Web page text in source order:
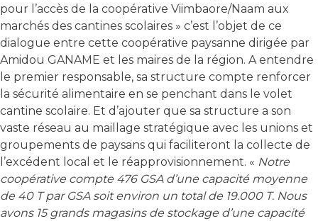
pour l’accès de la coopérative Viimbaore/Naam aux
marchés des cantines scolaires » c’est l’objet de ce
dialogue entre cette coopérative paysanne dirigée par
Amidou GANAME et les maires de la région. A entendre
le premier responsable, sa structure compte renforcer
la sécurité alimentaire en se penchant dans le volet
cantine scolaire. Et d’ajouter que sa structure a son
vaste réseau au maillage stratégique avec les unions et
groupements de paysans qui faciliteront la collecte de
l’excédent local et le réapprovisionnement. « Notre
coopérative compte 476 GSA d’une capacité moyenne
de 40 T par GSA soit environ un total de 19.000 T. Nous
avons 15 grands magasins de stockage d’une capacité